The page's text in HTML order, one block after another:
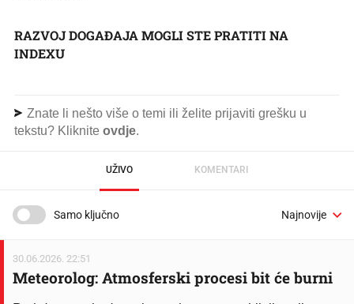
RAZVOJ DOGAĐAJA MOGLI STE PRATITI NA
INDEXU
Znate li nešto više o temi ili želite prijaviti grešku u
tekstu? Kliknite ovdje.
UŽIVO KOMENTARI
Samo ključno
30.06.2026. 22:51
Meteorolog: Atmosferski procesi bit će burni